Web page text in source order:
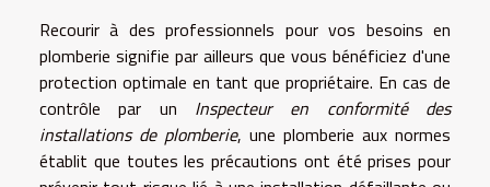
Recourir à des professionnels pour vos besoins en
plomberie signifie par ailleurs que vous bénéficiez d'une
protection optimale en tant que propriétaire. En cas de
contrôle par un Inspecteur en conformité des
installations de plomberie, une plomberie aux normes
établit que toutes les précautions ont été prises pour